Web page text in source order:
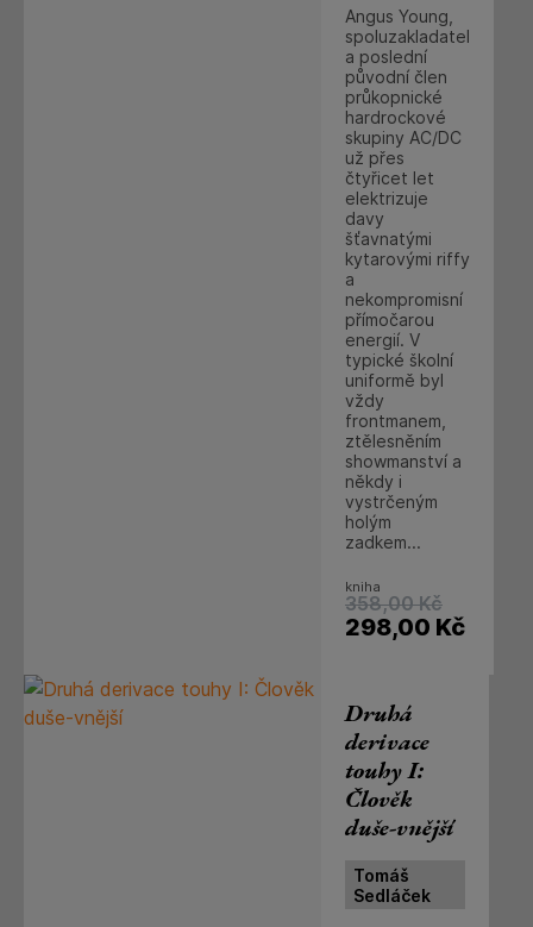
Angus Young,
spoluzakladatel
a poslední
původní člen
průkopnické
hardrockové
skupiny AC/DC
už přes
čtyřicet let
elektrizuje
davy
šťavnatými
kytarovými riffy
a
nekompromisní
přímočarou
energií. V
typické školní
uniformě byl
vždy
frontmanem,
ztělesněním
showmanství a
někdy i
vystrčeným
holým
zadkem...
kniha
358,00 Kč
298,00 Kč
Druhá
derivace
touhy I:
Člověk
duše-vnější
Tomáš
Sedláček